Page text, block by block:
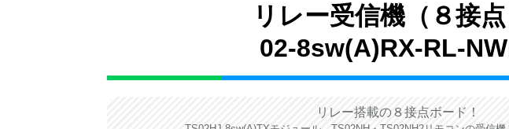
リレー受信機（８接点
02-8sw(A)RX-RL-
リレー搭載の８接点ボード！